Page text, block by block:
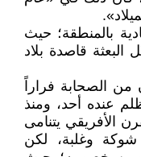
بالمنطقة؛ حيث
البعثة قاصدة بلاد
من الصحابة فراراً
عنده أحد، ومنذ
الأفريقي يتنامى
وغلبة، لكن